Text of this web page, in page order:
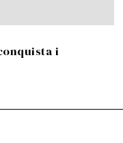
i